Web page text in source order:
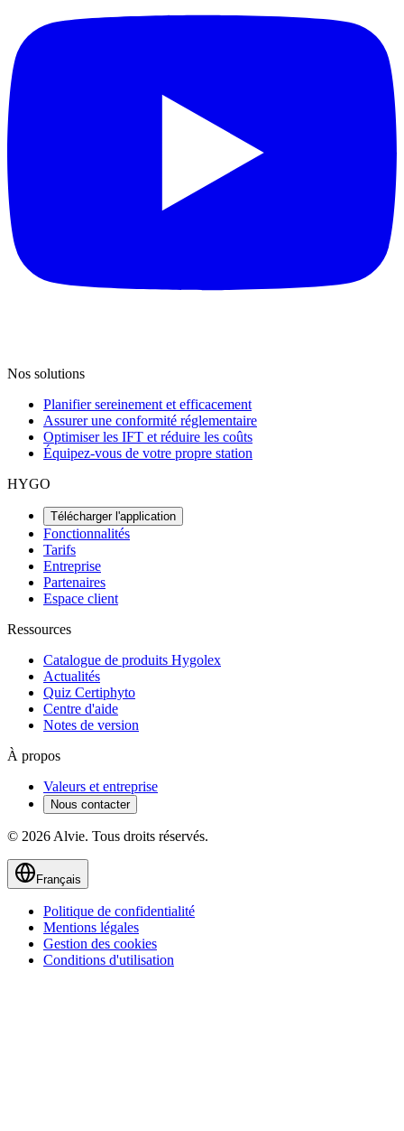
Nos solutions
Planifier sereinement et efficacement
Assurer une conformité réglementaire
Optimiser les IFT et réduire les coûts
Équipez-vous de votre propre station
HYGO
Télécharger l'application
Fonctionnalités
Tarifs
Entreprise
Partenaires
Espace client
Ressources
Catalogue de produits Hygolex
Actualités
Quiz Certiphyto
Centre d'aide
Notes de version
À propos
Valeurs et entreprise
Nous contacter
© 2026 Alvie. Tous droits réservés.
Français
Politique de confidentialité
Mentions légales
Gestion des cookies
Conditions d'utilisation